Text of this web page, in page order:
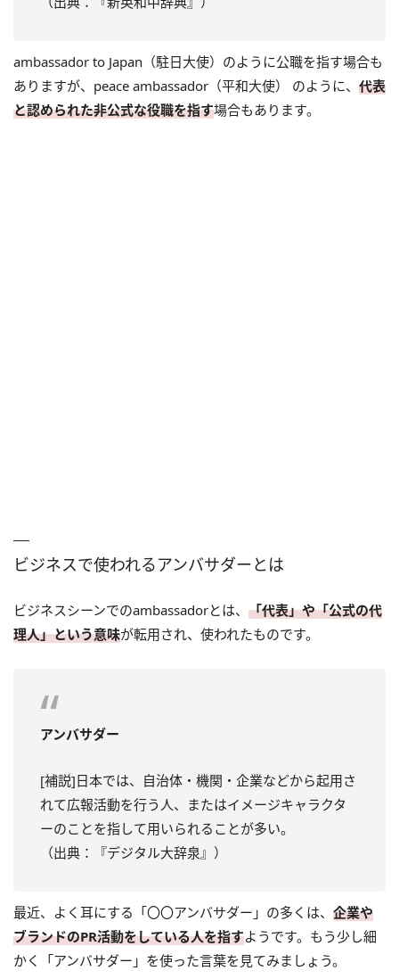
ambassador to Japan（駐日大使）のように公職を指す場合も
ありますが、peace ambassador（平和大使） のように、 代表
と認められた非公式な役職を指す場合もあります。
ビジネスで使われるアンバサダーとは
ビジネスシーンでのambassadorとは、 「代表」や「公式の代
理人」という意味が転用され、使われたものです。
アンバサダー
[補説]日本では、自治体・機関・企業などから起用さ
れて広報活動を行う人、またはイメージキャラクタ
ーのことを指して用いられることが多い。
（出典：『デジタル大辞泉』）
最近、よく耳にする「〇〇アンバサダー」の多くは、 企業や
ブランドのPR活動をしている人を指すようです。もう少し細
かく「アンバサダー」を使った言葉を見てみましょう。